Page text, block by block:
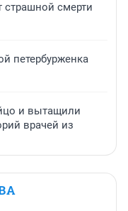
страшной смерти
петербурженка
и вытащили
врачей из